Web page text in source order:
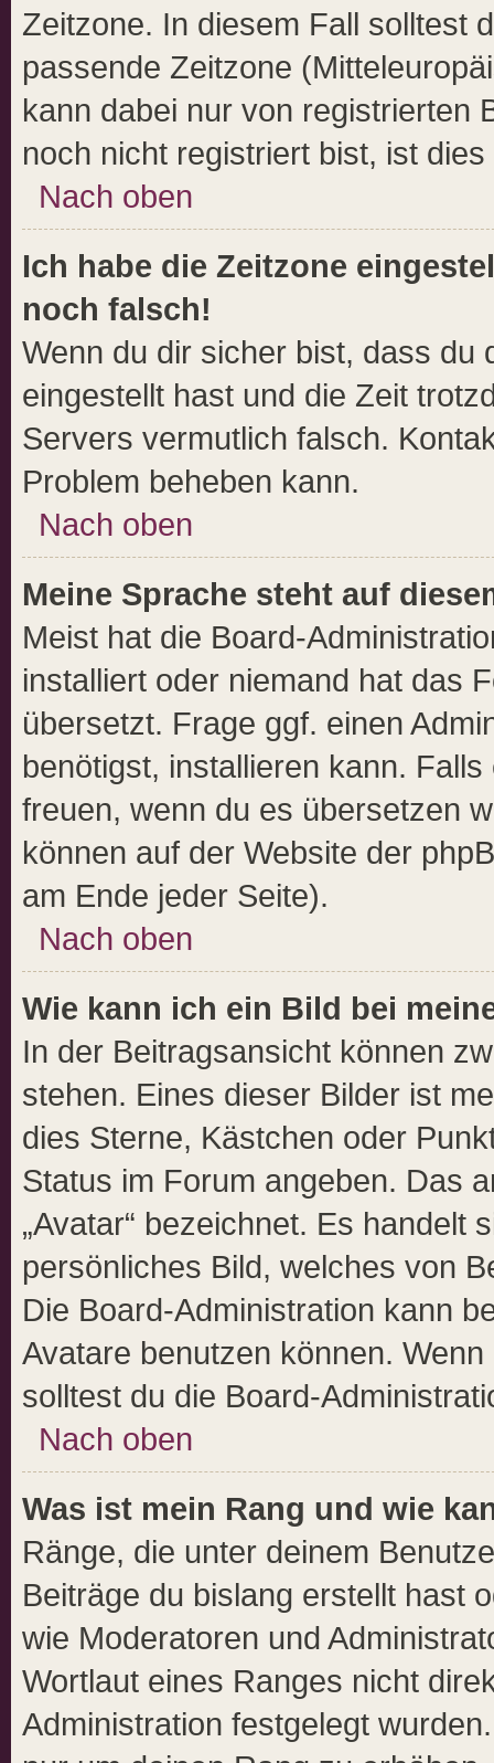
Zeitzone. In diesem Fall solltest
passende Zeitzone
kann dabei nur von registrierten
noch nicht registriert bist, ist
Nach oben
Ich habe die Zeitzone
noch falsch!
Wenn du dir sicher bist, dass du
eingestellt hast und die Zeit
Servers vermutlich falsch.
Problem beheben kann.
Nach oben
Meine Sprache steht auf
Meist hat die Board-
installiert oder niemand hat das
übersetzt. Frage ggf. einen
benötigst, installieren kann.
freuen, wenn du es übersetzen
können auf der Website der
am Ende jeder Seite).
Nach oben
Wie kann ich ein Bild bei
In der Beitragsansicht können
stehen. Eines dieser Bilder ist
dies Sterne, Kästchen oder
Status im Forum angeben. Das
„Avatar“ bezeichnet. Es handelt
persönliches Bild, welches von
Die Board-Administration kann
Avatare benutzen können.
solltest du die Board-
Nach oben
Was ist mein Rang und wie
Ränge, die unter deinem
Beiträge du bislang erstellt hast
wie Moderatoren und
Wortlaut eines Ranges nicht
Administration festgelegt